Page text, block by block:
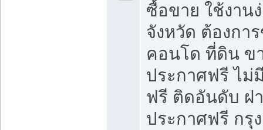
ซื้อขาย ใช้งาน
จังหวัด ต้องกา
คอนโด ที่ดิน ข
ประกาศฟรี ไม่
ฟรี ติดอันดับ ฝ
ประกาศฟรี กรุ